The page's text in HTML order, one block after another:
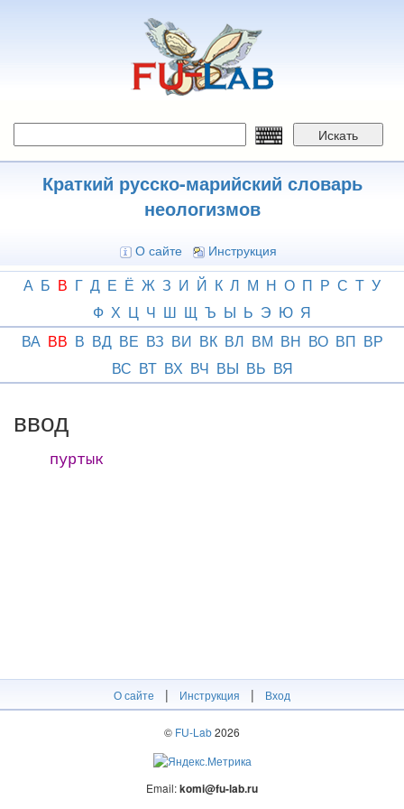
Искать
Краткий русско-марийский словарь
неологизмов
О сайте Инструкция
А Б В Г Д Е Ё Ж З И Й К Л М Н О П Р С Т У
Ф Х Ц Ч Ш Щ Ъ Ы Ь Э Ю Я
ВА ВВ В ВД ВЕ ВЗ ВИ ВК ВЛ ВМ ВН ВО ВП ВР
ВС ВТ ВХ ВЧ ВЫ ВЬ ВЯ
ввод
пуртык
О сайте | Инструкция | Вход
© FU-Lab2026
Email:komi@fu-lab.ru